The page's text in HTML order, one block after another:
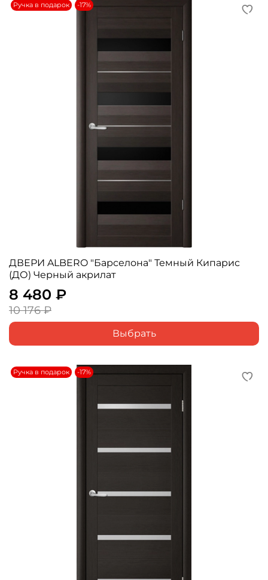
Ручка в подарок -17%
ДВЕРИ ALBERO "Барселона" Темный Кипарис
(ДО) Черный акрилат
8 480 ₽
10 176 ₽
Выбрать
Ручка в подарок -17%